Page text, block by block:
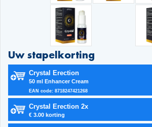
Uw stapelkorting
Crystal Erection
50 ml Enhancer Cream
EAN code: 8718247421268
Crystal Erection 2x
€ 3.00 korting